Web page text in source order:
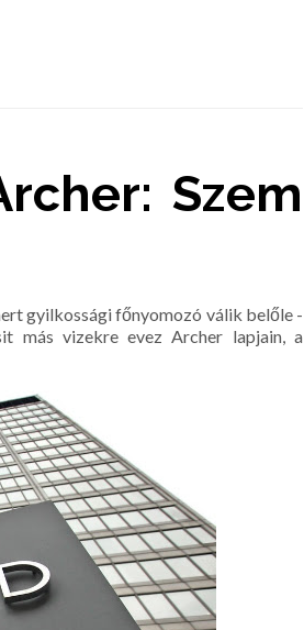
Szem
gyilkossági főnyomozó válik belőle -
más vizekre evez Archer lapjain, a